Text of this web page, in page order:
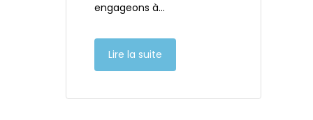
engageons à…
Lire la suite